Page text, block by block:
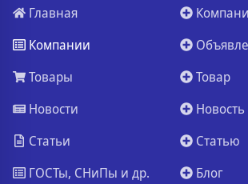
Главная
Компании
Товары
Новости
Статьи
ГОСТы, СНиПы и др.
Товар
Новость
Статью
Блог